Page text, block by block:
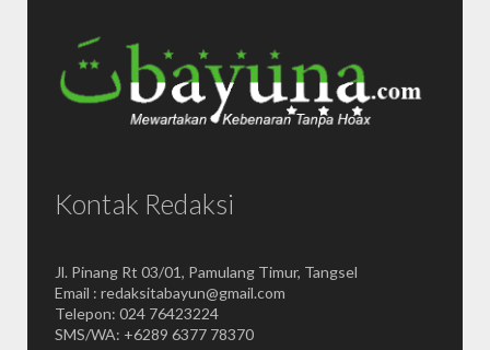
Kontak Redaksi
Jl. Pinang Rt 03/01, Pamulang Timur, Tangsel
Email : redaksitabayun@gmail.com
Telepon: 024 76423224
SMS/WA: +6289 6377 78370